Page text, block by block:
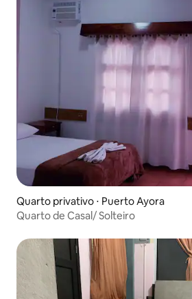
Quarto privativo ⋅ Puerto Ayora
Quarto de Casal/ Solteiro